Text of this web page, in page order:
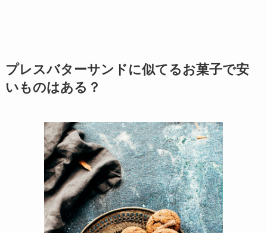
プレスバターサンドに似てるお菓子で安
いものはある？